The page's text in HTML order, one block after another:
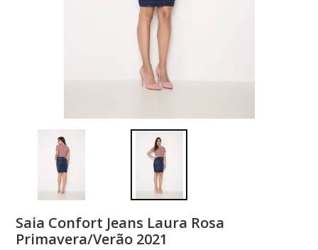
Saia Confort Jeans Laura Rosa
Primavera/Verão 2021